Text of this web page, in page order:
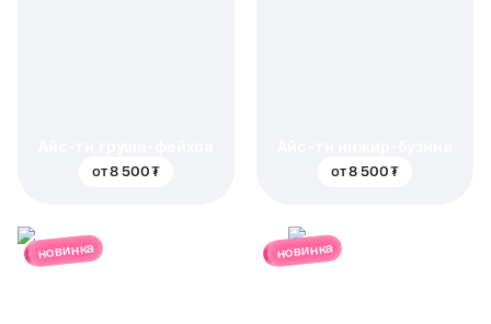
от8 500 ₮ от8 500 ₮
новинка новинка